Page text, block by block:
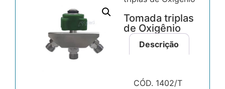
Tomada triplas
de Oxigênio
Descrição
CÓD. 1402/T